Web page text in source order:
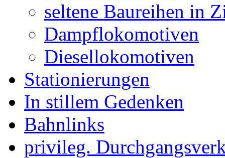
seltene Baureihen in
Dampflokomotiven
Diesellokomotiven
Stationierungen
In stillem Gedenken
Bahnlinks
privileg.